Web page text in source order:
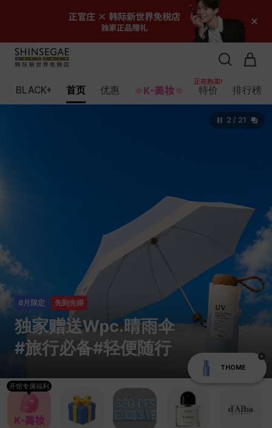
BLACK+ 首页 优惠 特价
正在热卖!
正在热卖!
排行榜
8月限定 先到先得
独家赠送Wpc.晴雨伞
#旅行必备#轻便随行
2 / 21
开馆专属福利
THOME